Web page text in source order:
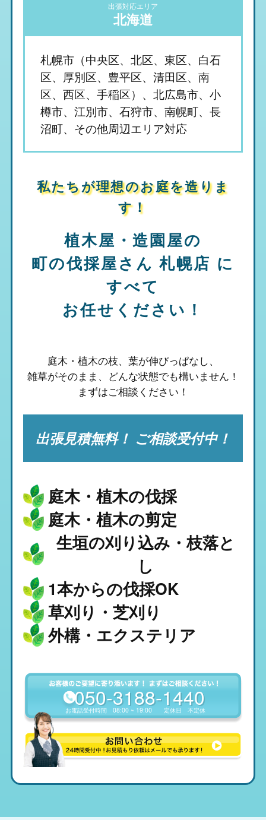
出張対応エリア
北海道
札幌市（中央区、北区、東区、白石
区、厚別区、豊平区、清田区、南
区、西区、手稲区）、北広島市、小
樽市、江別市、石狩市、南幌町、長
沼町、その他周辺エリア対応
私たちが理想のお庭を造りま
す！
植木屋・造園屋の
町の伐採屋さん 札幌店 に
すべて
お任せください！
庭木・植木の枝、葉が伸びっぱなし、
雑草がそのまま、 どんな状態でも構いません！
まずはご相談ください！
出張見積無料！ ご相談受付中！
庭木・植木の伐採
1本からの伐採OK
庭木・植木の剪定
草刈り・芝刈り
生垣の刈り込み・枝落と
し
外構・エクステリア
050-3188-1440
お電話受付時間08:00 ~ 19:00 定休日不定休